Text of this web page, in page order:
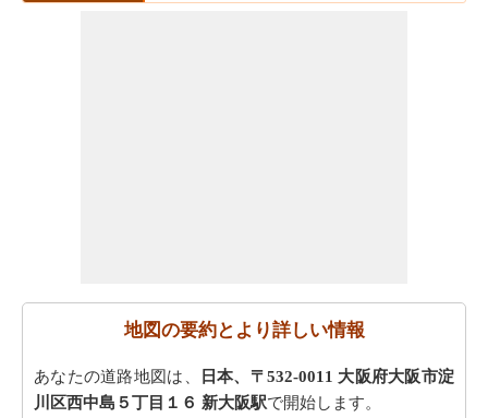
地図の要約とより詳しい情報
あなたの道路地図は、
日本、〒532-0011 大阪府大阪市淀
川区西中島５丁目１６ 新大阪駅で開始します。